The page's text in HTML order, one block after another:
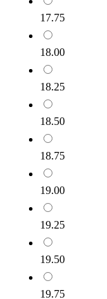
17.75
18.00
18.25
18.50
18.75
19.00
19.25
19.50
19.75